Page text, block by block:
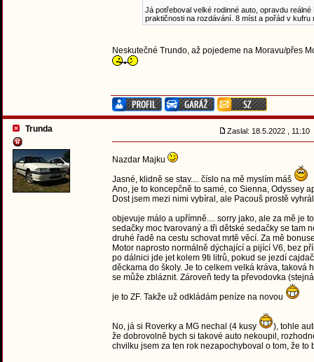
Já potřeboval velké rodinné auto, opravdu
praktičnosti na rozdávání. 8 míst a pořád v
Neskutečné Trundo, až pojedeme na Moravu/přes
Trunda Zaslal: 18.5.2022 , 11:10
Nazdar Majku
Jasné, klidně se stav.... číslo na mě myslím máš
Ano, je to koncepčně to samé, co Sienna, Odyssey
Dost jsem mezi nimi vybíral, ale Pacouš prostě
objevuje málo a upřímně.... sorry jako, ale za mě je
sedačky moc tvarovaný a tři dětské sedačky se tam
druhé řadě na cestu schovat mrtě věcí. Za mě
Motor naprosto normálně dýchající a pijící V6, bez
po dálnici jde jet kolem 9ti litrů, pokud se jezdí
děckama do školy. Je to celkem velká kráva,
se může zbláznit. Zároveň tedy ta převodovka
je to ZF. Takže už odkládám peníze na novou
No, já si Roverky a MG nechal (4 kusy
), tohle
že dobrovolně bych si takové auto nekoupil,
chvilku jsem za ten rok nezapochyboval o tom, že to